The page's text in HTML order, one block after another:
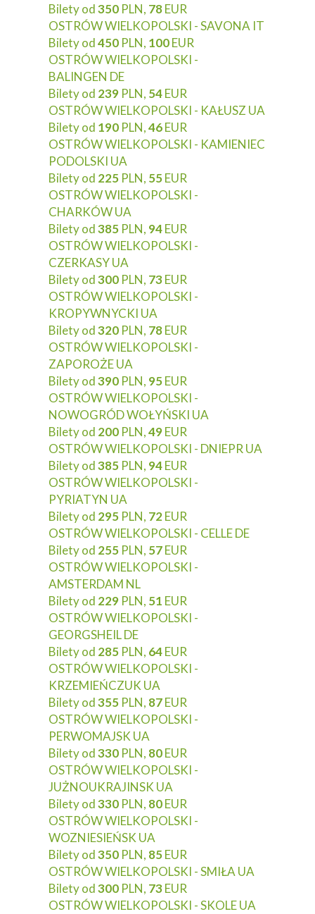
Bilety od350 PLN, 78EUR
OSTRÓW WIELKOPOLSKI - SAVONA IT
Bilety od450 PLN, 100EUR
OSTRÓW WIELKOPOLSKI -
BALINGEN DE
Bilety od 239 PLN, 54EUR
OSTRÓW WIELKOPOLSKI - KAŁUSZ UA
Bilety od 190 PLN,46EUR
OSTRÓW WIELKOPOLSKI - KAMIENIEC
PODOLSKI UA
Bilety od 225 PLN, 55EUR
OSTRÓW WIELKOPOLSKI -
CHARKÓW UA
Bilety od385 PLN, 94EUR
OSTRÓW WIELKOPOLSKI -
CZERKASY UA
Bilety od300 PLN, 73EUR
OSTRÓW WIELKOPOLSKI -
KROPYWNYCKI UA
Bilety od320 PLN, 78EUR
OSTRÓW WIELKOPOLSKI -
ZAPOROŻE UA
Bilety od390 PLN, 95EUR
OSTRÓW WIELKOPOLSKI -
NOWOGRÓD WOŁYŃSKI UA
Bilety od 200 PLN,49EUR
OSTRÓW WIELKOPOLSKI - DNIEPR UA
Bilety od385 PLN, 94EUR
OSTRÓW WIELKOPOLSKI -
PYRIATYN UA
Bilety od 295 PLN, 72EUR
OSTRÓW WIELKOPOLSKI - CELLE DE
Bilety od 255 PLN, 57EUR
OSTRÓW WIELKOPOLSKI -
AMSTERDAM NL
Bilety od 229 PLN, 51 EUR
OSTRÓW WIELKOPOLSKI -
GEORGSHEIL DE
Bilety od 285 PLN, 64EUR
OSTRÓW WIELKOPOLSKI -
KRZEMIEŃCZUK UA
Bilety od355 PLN, 87EUR
OSTRÓW WIELKOPOLSKI -
PERWOMAJSK UA
Bilety od330 PLN, 80EUR
OSTRÓW WIELKOPOLSKI -
JUŻNOUKRAJINSK UA
Bilety od330 PLN, 80EUR
OSTRÓW WIELKOPOLSKI -
WOZNIESIEŃSK UA
Bilety od350 PLN, 85EUR
OSTRÓW WIELKOPOLSKI - SMIŁA UA
Bilety od300 PLN, 73EUR
OSTRÓW WIELKOPOLSKI - SKOLE UA